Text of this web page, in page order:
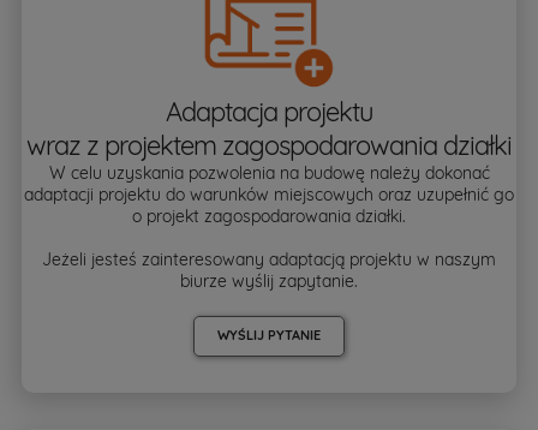
Adaptacja projektu
wraz z projektem zagospodarowania działki
W celu uzyskania pozwolenia na budowę należy dokonać
adaptacji projektu do warunków miejscowych oraz uzupełnić go
o projekt zagospodarowania działki.
Jeżeli jesteś zainteresowany adaptacją projektu w naszym
biurze wyślij zapytanie.
WYŚLIJ PYTANIE